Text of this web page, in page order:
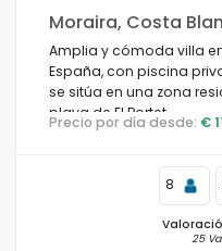
Moraira, Costa
Amplia y cómoda villa
España, con piscina
se sitúa en una zona
playa de El Portet.
Precio por día desde: €
8
25